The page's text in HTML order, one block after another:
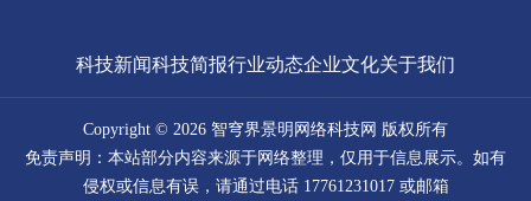
科技新闻科技简报行业动态企业文化关于我们
Copyright © 2026 智穹界景明网络科技网 版权所有
免责声明：本站部分内容来源于网络整理，仅用于信息展示。如有
侵权或信息有误，请通过电话 17761231017 或邮箱